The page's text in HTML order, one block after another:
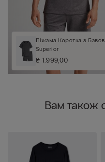
Піжама Коротка з
Superior
₴ 1.999,00
Вам також